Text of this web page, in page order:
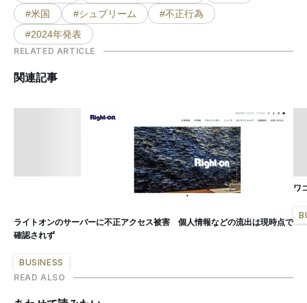
#米国
#シュプリーム
#不正行為
#2024年発表
RELATED ARTICLE
関連記事
ライトオンのサーバーに不正アクセス被害 個人情報などの流出は現時点で
確認されず
BUSINESS
ワ
READ ALSO